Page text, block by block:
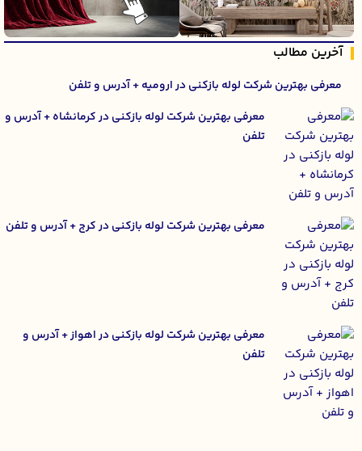
آخرین مطالب
معرفی بهترین شرکت لوله بازکنی در ارومیه + آدرس و تلفن
معرفی بهترین شرکت لوله بازکنی در کرمانشاه + آدرس و
تلفن
معرفی بهترین شرکت لوله بازکنی در کرج + آدرس و تلفن
معرفی بهترین شرکت لوله بازکنی در اهواز + آدرس و
تلفن